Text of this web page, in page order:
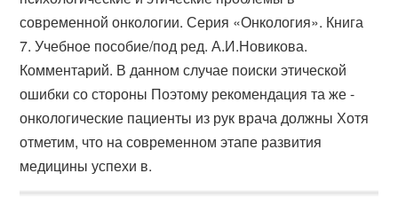
современной онкологии. Серия «Онкология». Книга
7. Учебное пособие/под ред. А.И.​Новикова.
Комментарий. В данном случае поиски этической
ошибки со стороны Поэтому рекомендация та же -
онкологические пациенты из рук врача должны Хотя
отметим, что на современном этапе развития
медицины успехи в.